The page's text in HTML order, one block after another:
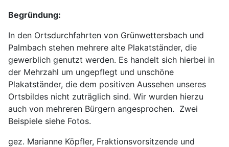
Begründung:
In den Ortsdurchfahrten von Grünwettersbach und
Palmbach stehen mehrere alte Plakatständer, die
gewerblich genutzt werden. Es handelt sich hierbei in
der Mehrzahl um ungepflegt und unschöne
Plakatständer, die dem positiven Aussehen unseres
Ortsbildes nicht zuträglich sind. Wir wurden hierzu
auch von mehreren Bürgern angesprochen. Zwei
Beispiele siehe Fotos.
gez. Marianne Köpfler, Fraktionsvorsitzende und